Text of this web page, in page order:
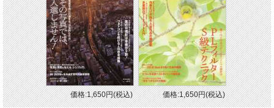
価格:1,650円(税込) 価格:1,650円(税込)